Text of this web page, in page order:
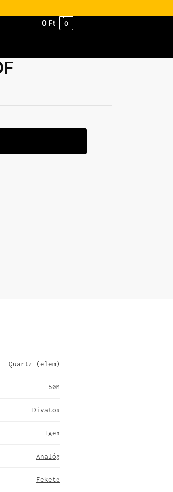
0 Ft 0
Quartz (elem)
50M
Divatos
Igen
Analóg
Fekete